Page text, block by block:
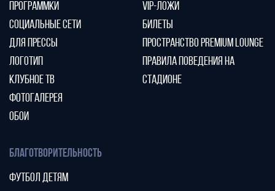
ПРОГРАММКИ
СОЦИАЛЬНЫЕ СЕТИ
ДЛЯ ПРЕССЫ
ЛОГОТИП
КЛУБНОЕ ТВ
ФОТОГАЛЕРЕЯ
ОБОИ
VIP-ЛОЖИ
БИЛЕТЫ
ПРОСТРАНСТВО PREMIUM LOUNGE
ПРАВИЛА ПОВЕДЕНИЯ НА
СТАДИОНЕ
БЛАГОТВОРИТЕЛЬНОСТЬ
ФУТБОЛ ДЕТЯМ